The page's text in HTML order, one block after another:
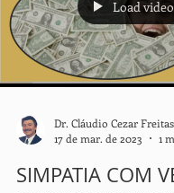
Load video
17 de mar. de 2023
1